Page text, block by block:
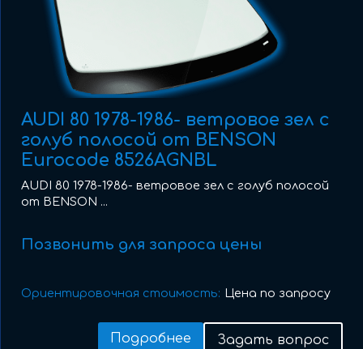
AUDI 80 1978-1986- ветровое зел с
голуб полосой от BENSON
Eurocode 8526AGNBL
AUDI 80 1978-1986- ветровое зел с голуб полосой
от BENSON ...
Позвонить для запроса цены
Ориентировочная стоимость: Цена по запросу
Подробнее Задать вопрос